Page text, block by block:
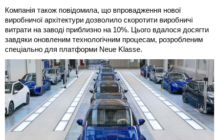
Компанія також повідомила, що впровадження нової
виробничої архітектури дозволило скоротити виробничі
витрати на заводі приблизно на 10%. Цього вдалося досягти
завдяки оновленим технологічним процесам, розробленим
спеціально для платформи Neue Klasse.